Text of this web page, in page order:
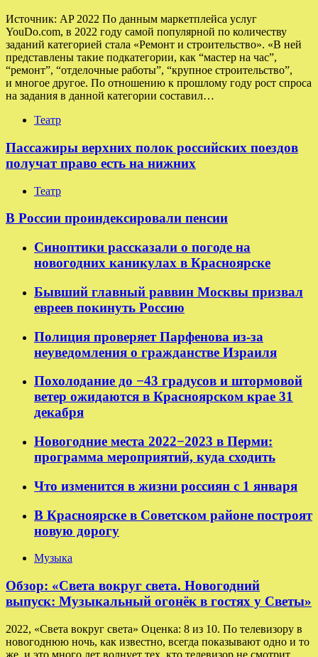
Источник: AP 2022 По данным маркетплейса услуг
YouDo.com, в 2022 году самой популярной по количеству
заданий категорией стала «Ремонт и строительство». «В ней
представлены такие подкатегории, как “мастер на час”,
“ремонт”, “отделочные работы”, “крупное строительство”,
и многое другое. По отношению к прошлому году рост спроса
на задания в данной категории составил…
Театр
Пассажиры верхних полок российских поездов
получат право есть на нижних
Театр
В России проиндексировали пенсии
Синоптики рассказали о погоде на
новогодних каникулах в Красноярске
Бывший главный раввин Москвы призвал
евреев покинуть Россию
Полиция проверяет Парфенова из-за
неуведомления о гражданстве Израиля
Похолодание до −43 градусов и штормовой
ветер ожидаются в Красноярском крае 31
декабря
Новогодние места 2022−2023 в Перми:
программа мероприятий, куда сходить
Что изменится в жизни россиян с 1 января
В Красноярске в Советском районе построят
новую дорогу
Музыка
Обзор: «Света вокруг света. Новогодний
выпуск: Музыкальный огонёк в гостях у Светы»
2022, «Света вокруг света» Оценка: 8 из 10. По телевизору в
новогоднюю ночь, как известно, всегда показывают одно и то
же, и это много лет волнует тех, кто телевизор не смотрит.